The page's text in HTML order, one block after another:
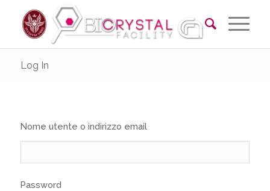
Log In
Nome utente o indirizzo email
Password